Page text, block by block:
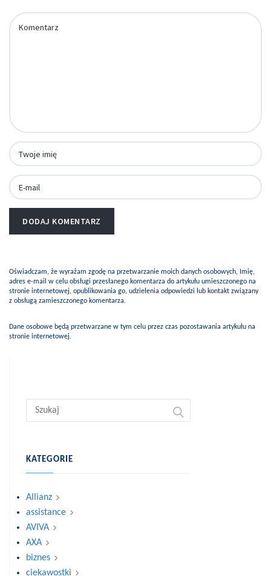
Oświadczam, że wyrażam zgodę na przetwarzanie moich danych osobowych, Imię,
adres e-mail w celu obsługi przesłanego komentarza do artykułu umieszczonego na
stronie internetowej, opublikowania go, udzielenia odpowiedzi lub kontakt związany
z obsługą zamieszczonego komentarza.
Dane osobowe będą przetwarzane w tym celu przez czas pozostawania artykułu na
stronie internetowej.
KATEGORIE
Allianz
assistance
AVIVA
AXA
biznes
ciekawostki